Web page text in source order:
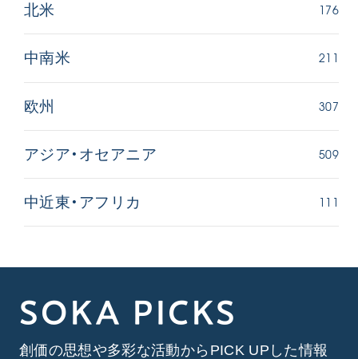
北米 176
中南米 211
欧州 307
アジア・オセアニア 509
中近東・アフリカ 111
SOKA PICKS
創価の思想や多彩な活動からPICK UPした情報